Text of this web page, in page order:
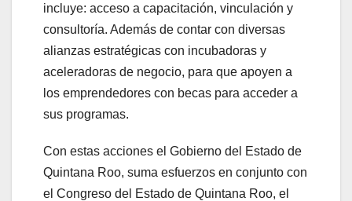
incluye: acceso a capacitación, vinculación y
consultoría. Además de contar con diversas
alianzas estratégicas con incubadoras y
aceleradoras de negocio, para que apoyen a
los emprendedores con becas para acceder a
sus programas.
Con estas acciones el Gobierno del Estado de
Quintana Roo, suma esfuerzos en conjunto con
el Congreso del Estado de Quintana Roo, el